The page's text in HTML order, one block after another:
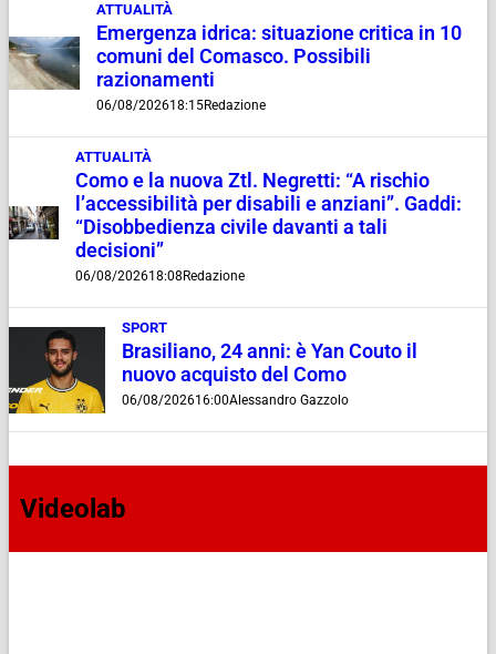
ATTUALITÀ
Emergenza idrica: situazione critica in 10
comuni del Comasco. Possibili
razionamenti
06/08/202618:15Redazione
ATTUALITÀ
Como e la nuova Ztl. Negretti: “A rischio
l’accessibilità per disabili e anziani”. Gaddi:
“Disobbedienza civile davanti a tali
decisioni”
06/08/202618:08 Redazione
SPORT
Brasiliano, 24 anni: è Yan Couto il
nuovo acquisto del Como
06/08/202616:00Alessandro Gazzolo
Videolab